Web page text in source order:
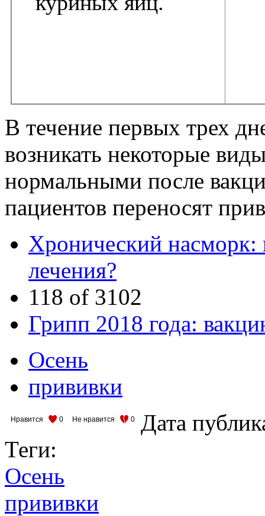
В течение первых трех
возникать некоторые
нормальными после
пациентов переносят
Хронический насморк:
лечения?
118 of 3102
Грипп 2018 года:
Осень
прививки
Нравится 0 Не нравится 0
Дата
Теги:
Осень
прививки